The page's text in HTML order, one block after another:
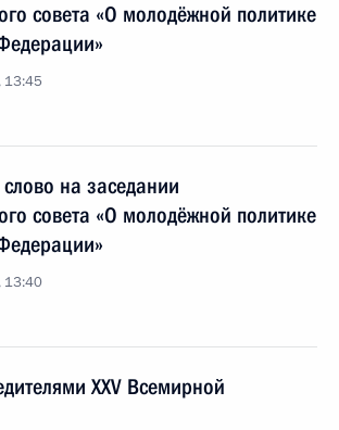
совета «О молодёжной политике
13:45
слово на заседании
совета «О молодёжной политике
13:40
XXV Всемирной